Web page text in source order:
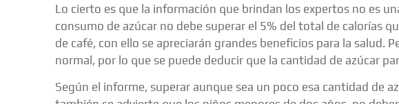
Lo cierto es que la información que brindan los expertos no es
consumo de azúcar no debe superar el 5% del total de calorías
de café, con ello se apreciarán grandes beneficios para la salud.
normal, por lo que se puede deducir que la cantidad de azúcar
Según el informe, superar aunque sea un poco esa cantidad de